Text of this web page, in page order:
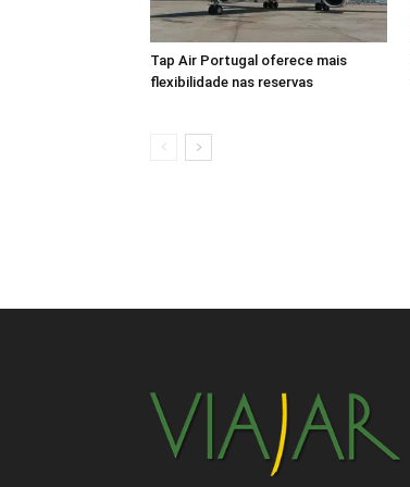
Tap Air Portugal oferece mais
flexibilidade nas reservas